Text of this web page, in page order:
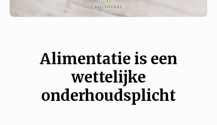
Alimentatie is een
wettelijke
onderhoudsplicht